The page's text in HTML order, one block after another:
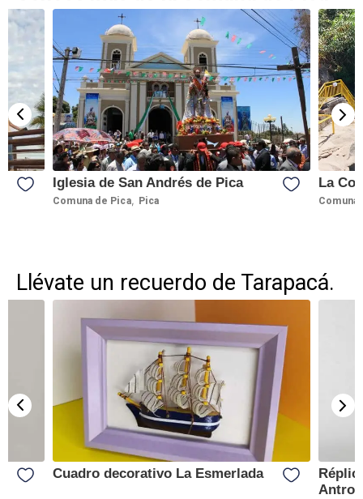
Iglesia de San Andrés de Pica
Comuna de Pica, Pica
La
Comuna
Llévate un recuerdo de Tarapacá.
Cuadro decorativo La Esmerlada